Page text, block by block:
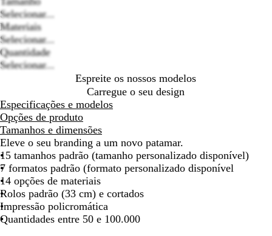
Selecionar...
Materiais
Selecionar...
Quantidade
Selecionar...
Espreite os nossos modelos
Carregue o seu design
Especificações e modelos
Opções de produto
Tamanhos e dimensões
Eleve o seu branding a um novo patamar.
15 tamanhos padrão (tamanho personalizado disponível)
7 formatos padrão (formato personalizado disponível
14 opções de materiais
Rolos padrão (33 cm) e cortados
Impressão policromática
Quantidades entre 50 e 100.000